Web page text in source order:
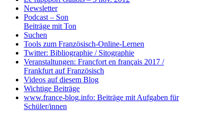
Newsletter
Podcast – Son
Beiträge mit Ton
Suchen
Tools zum Französisch-Online-Lernen
Twitter: Bibliographie / Sitographie
Veranstaltungen: Francfort en français 2017 /
Frankfurt auf Französisch
Videos auf diesem Blog
Wichtige Beiträge
www.france-blog.info: Beiträge mit Aufgaben für
Schüler/innen